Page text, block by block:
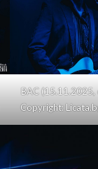
BAC (15.11.2025,
Copyright: